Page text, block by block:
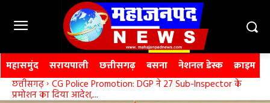
महासमुंद सरायपाली छत्तीसगढ़ बसना नेशनल डेस्क क्राइम
छत्तीसगढ़ CG Police Promotion: DGP ने 27 Sub-Inspector के
प्रमोशन का दिया आदेश,...